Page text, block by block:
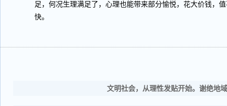
足，何况生理满足了，心理也能带来部分愉悦，花大价钱，
快。
文明社会，从理性发贴开始。谢绝地